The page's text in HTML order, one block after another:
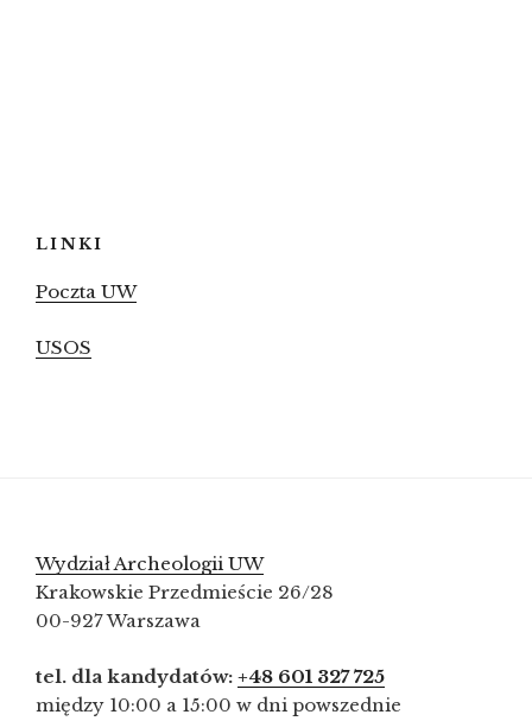
LINKI
Poczta UW
USOS
Wydział Archeologii UW
Krakowskie Przedmieście 26/28
00-927 Warszawa
tel. dla kandydatów: +48 601 327 725
między 10:00 a 15:00 w dni powszednie